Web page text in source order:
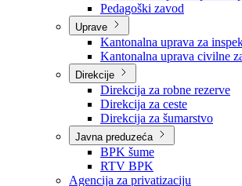
Zavod zdravstvenog
Zavod za javno zdravstvo
Zavod za besplatnu pravnu
Pedagoški zavod
Uprave
Kantonalna uprava za
Kantonalna uprava civilne
Direkcije
Direkcija za robne rezerve
Direkcija za ceste
Direkcija za šumarstvo
Javna preduzeća